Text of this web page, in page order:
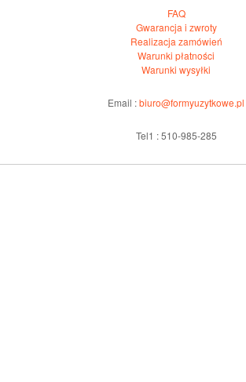
FAQ
Gwarancja i zwroty
Realizacja zamówień
Warunki płatności
Warunki wysyłki
Email :biuro@formyuzytkowe.pl
Tel1 : 510-985-285